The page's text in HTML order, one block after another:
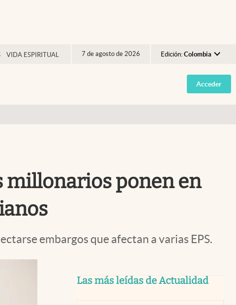
VIDA ESPIRITUAL 7 de agosto de 2026 Edición: Colombia
Argentina
España
Acceder
millonarios ponen en
embargos que afectan a varias EPS.
Las más leídas de Actualidad